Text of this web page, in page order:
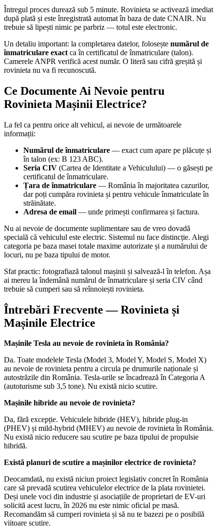
Întregul proces durează sub 5 minute. Rovinieta se activează imediat
după plată și este înregistrată automat în baza de date CNAIR. Nu
trebuie să lipești nimic pe parbriz — totul este electronic.
Un detaliu important: la completarea datelor, folosește numărul de
înmatriculare exact ca în certificatul de înmatriculare (talon).
Camerele ANPR verifică acest număr. O literă sau cifră greșită și
rovinieta nu va fi recunoscută.
Ce Documente Ai Nevoie pentru
Rovinieta Mașinii Electrice?
La fel ca pentru orice alt vehicul, ai nevoie de următoarele
informații:
Numărul de înmatriculare — exact cum apare pe plăcuțe și
în talon (ex: B 123 ABC).
Seria CIV (Cartea de Identitate a Vehiculului) — o găsești pe
certificatul de înmatriculare.
Țara de înmatriculare — România în majoritatea cazurilor,
dar poți cumpăra rovinieta și pentru vehicule înmatriculate în
străinătate.
Adresa de email — unde primești confirmarea și factura.
Nu ai nevoie de documente suplimentare sau de vreo dovadă
specială că vehiculul este electric. Sistemul nu face distincție. Alegi
categoria pe baza masei totale maxime autorizate și a numărului de
locuri, nu pe baza tipului de motor.
Sfat practic: fotografiază talonul mașinii și salvează-l în telefon. Așa
ai mereu la îndemână numărul de înmatriculare și seria CIV când
trebuie să cumperi sau să reînnoiești rovinieta.
Întrebări Frecvente — Rovinieta și
Mașinile Electrice
Mașinile Tesla au nevoie de rovinieta în România?
Da. Toate modelele Tesla (Model 3, Model Y, Model S, Model X)
au nevoie de rovinieta pentru a circula pe drumurile naționale și
autostrăzile din România. Tesla-urile se încadrează în Categoria A
(autoturisme sub 3,5 tone). Nu există nicio scutire.
Mașinile hibride au nevoie de rovinieta?
Da, fără excepție. Vehiculele hibride (HEV), hibride plug-in
(PHEV) și mild-hybrid (MHEV) au nevoie de rovinieta în România.
Nu există nicio reducere sau scutire pe baza tipului de propulsie
hibridă.
Există planuri de scutire a mașinilor electrice de rovinieta?
Deocamdată, nu există niciun proiect legislativ concret în România
care să prevadă scutirea vehiculelor electrice de la plata rovinietei.
Deși unele voci din industrie și asociațiile de proprietari de EV-uri
solicită acest lucru, în 2026 nu este nimic oficial pe masă.
Recomandăm să cumperi rovinieta și să nu te bazezi pe o posibilă
viitoare scutire.